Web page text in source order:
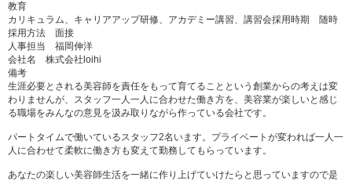
教育
カリキュラム、キャリアアップ研修、アカデミー講習、講習会採用時期 随時
採用方法 面接
人事担当 福岡伸洋
会社名 株式会社loihi
備考
生涯必要とされる美容師を責任をもって育てることという創業からの考えは変
わりませんが、スタッフ一人一人に合わせた働き方を、美容業が楽しいと感じ
る職場をみんなの意見を汲み取りながら作っている会社です。
パートタイムで働いているスタッフ2名います。プライベートが変われば一人一
人に合わせて柔軟に働き方も変えて勤務してもらっています。
あなたの楽しい美容師生活を一緒に作り上げていけたらと思っていますので是